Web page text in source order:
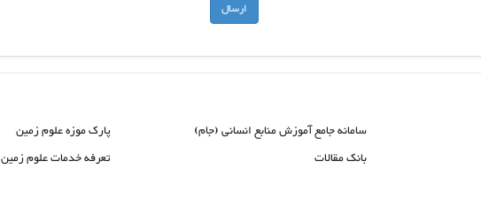
سامانه جامع آموزش منابع انسانی (جام)
پارک موزه علوم زمین
بانک مقالات
تعرفه خدمات علوم زمین